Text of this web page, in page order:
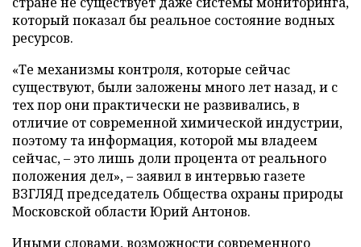
который показал бы реальное состояние водных
ресурсов.
«Те механизмы контроля, которые сейчас
существуют, были заложены много лет назад, и с
тех пор они практически не развивались, в
отличие от современной химической индустрии,
поэтому та информация, которой мы владеем
сейчас, – это лишь доли процента от реального
положения дел», – заявил в интервью газете
ВЗГЛЯД председатель Общества охраны природы
Московской области Юрий Антонов.
Иными словами, возможности современного